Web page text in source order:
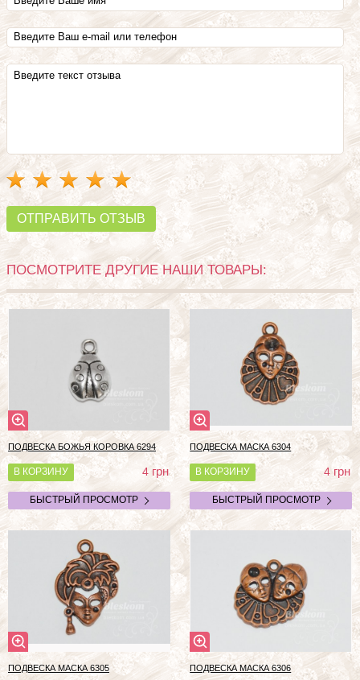
ОТПРАВИТЬ ОТЗЫВ
ПОСМОТРИТЕ ДРУГИЕ НАШИ ТОВАРЫ:
ПОДВЕСКА БОЖЬЯ КОРОВКА 6294
В КОРЗИНУ 4грн
БЫСТРЫЙ ПРОСМОТР
ПОДВЕСКА МАСКА 6304
В КОРЗИНУ 4грн
БЫСТРЫЙ ПРОСМОТР
ПОДВЕСКА МАСКА 6305 ПОДВЕСКА МАСКА 6306